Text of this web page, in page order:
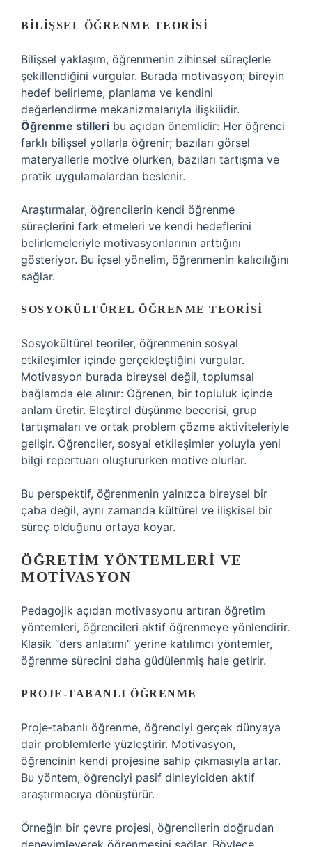
BILIŞSEL ÖĞRENME TEORISI
Bilişsel yaklaşım, öğrenmenin zihinsel süreçlerle
şekillendiğini vurgular. Burada motivasyon; bireyin
hedef belirleme, planlama ve kendini
değerlendirme mekanizmalarıyla ilişkilidir.
Öğrenme stilleri bu açıdan önemlidir: Her öğrenci
farklı bilişsel yollarla öğrenir; bazıları görsel
materyallerle motive olurken, bazıları tartışma ve
pratik uygulamalardan beslenir.
Araştırmalar, öğrencilerin kendi öğrenme
süreçlerini fark etmeleri ve kendi hedeflerini
belirlemeleriyle motivasyonlarının arttığını
gösteriyor. Bu içsel yönelim, öğrenmenin kalıcılığını
sağlar.
SOSYOKÜLTÜREL ÖĞRENME TEORISI
Sosyokültürel teoriler, öğrenmenin sosyal
etkileşimler içinde gerçekleştiğini vurgular.
Motivasyon burada bireysel değil, toplumsal
bağlamda ele alınır: Öğrenen, bir topluluk içinde
anlam üretir. Eleştirel düşünme becerisi, grup
tartışmaları ve ortak problem çözme aktiviteleriyle
gelişir. Öğrenciler, sosyal etkileşimler yoluyla yeni
bilgi repertuarı oluştururken motive olurlar.
Bu perspektif, öğrenmenin yalnızca bireysel bir
çaba değil, aynı zamanda kültürel ve ilişkisel bir
süreç olduğunu ortaya koyar.
ÖĞRETIM YÖNTEMLERI VE
MOTIVASYON
Pedagojik açıdan motivasyonu artıran öğretim
yöntemleri, öğrencileri aktif öğrenmeye yönlendirir.
Klasik “ders anlatımı” yerine katılımcı yöntemler,
öğrenme sürecini daha güdülenmiş hale getirir.
PROJE‑TABANLI ÖĞRENME
Proje‑tabanlı öğrenme, öğrenciyi gerçek dünyaya
dair problemlerle yüzleştirir. Motivasyon,
öğrencinin kendi projesine sahip çıkmasıyla artar.
Bu yöntem, öğrenciyi pasif dinleyiciden aktif
araştırmacıya dönüştürür.
Örneğin bir çevre projesi, öğrencilerin doğrudan
deneyimleyerek öğrenmesini sağlar. Böylece